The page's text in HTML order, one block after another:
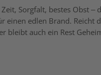
Sorgfalt, bestes Obst –
einen edlen Brand. Reicht
bleibt auch ein Rest